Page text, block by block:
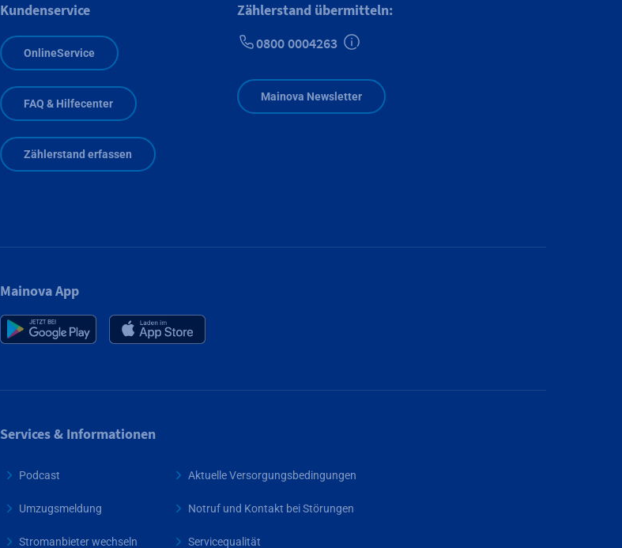
Kundenservice
OnlineService
FAQ & Hilfecenter
Zählerstand erfassen
Zählerstand übermitteln:
0800 0004263
Mainova Newsletter
Mainova App
Services & Informationen
Podcast
Umzugsmeldung
Stromanbieter wechseln
Aktuelle Versorgungsbedingungen
Notruf und Kontakt bei Störungen
Servicequalität